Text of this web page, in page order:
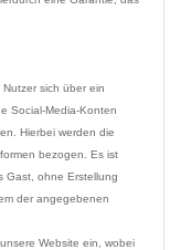
sich über ein
Social-Media-Konten
Hierbei werden die
bezogen. Es ist
Gast, ohne Erstellung
der angegebenen
Website ein, wobei